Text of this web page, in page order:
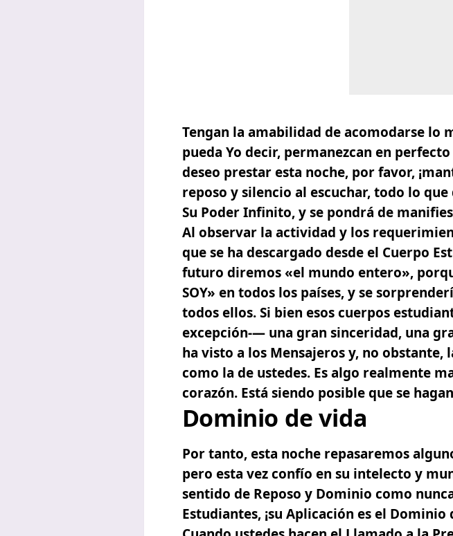
Tengan la amabilidad de acomodarse lo
pueda Yo decir, permanezcan en
deseo prestar esta noche, por favor,
reposo y silencio al escuchar, todo lo
Su Poder Infinito, y se pondrá de
Al observar la actividad y los
que se ha descargado desde el Cuerpo
futuro diremos «el mundo entero»,
SOY» en todos los países, y se
todos ellos. Si bien esos cuerpos
excepción-— una gran sinceridad, una
ha visto a los Mensajeros y, no
como la de ustedes. Es algo realmente
corazón. Está siendo posible que se
Dominio de vida
Por tanto, esta noche repasaremos
pero esta vez confío en su intelecto y
sentido de Reposo y Dominio como
Estudiantes, ¡su Aplicación es el